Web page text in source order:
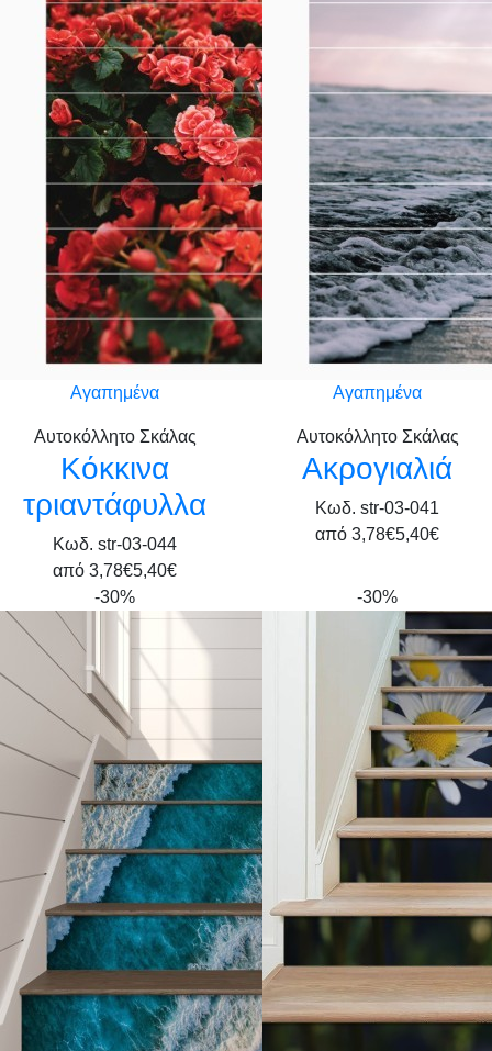
Αγαπημένα
Αυτοκόλλητο Σκάλας
Κόκκινα
τριαντάφυλλα
Κωδ. str-03-044
από 3,78€5,40€
Αγαπημένα
Αυτοκόλλητο Σκάλας
Ακρογιαλιά
Κωδ. str-03-041
από 3,78€5,40€
-30% -30%